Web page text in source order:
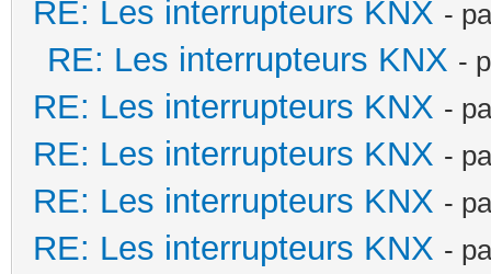
RE: Les interrupteurs KNX -
RE: Les interrupteurs KNX -
RE: Les interrupteurs KNX -
RE: Les interrupteurs KNX -
RE: Les interrupteurs KNX -
RE: Les interrupteurs KNX -